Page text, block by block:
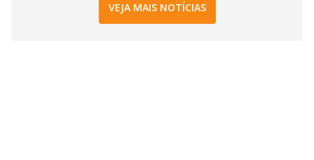
VEJA MAIS NOTÍCIAS